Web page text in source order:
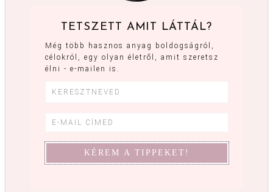
TETSZETT AMIT LÁTTÁL?
Még több hasznos anyag boldogságról,
célokról, egy olyan életről, amit szeretsz
élni - e-mailen is.